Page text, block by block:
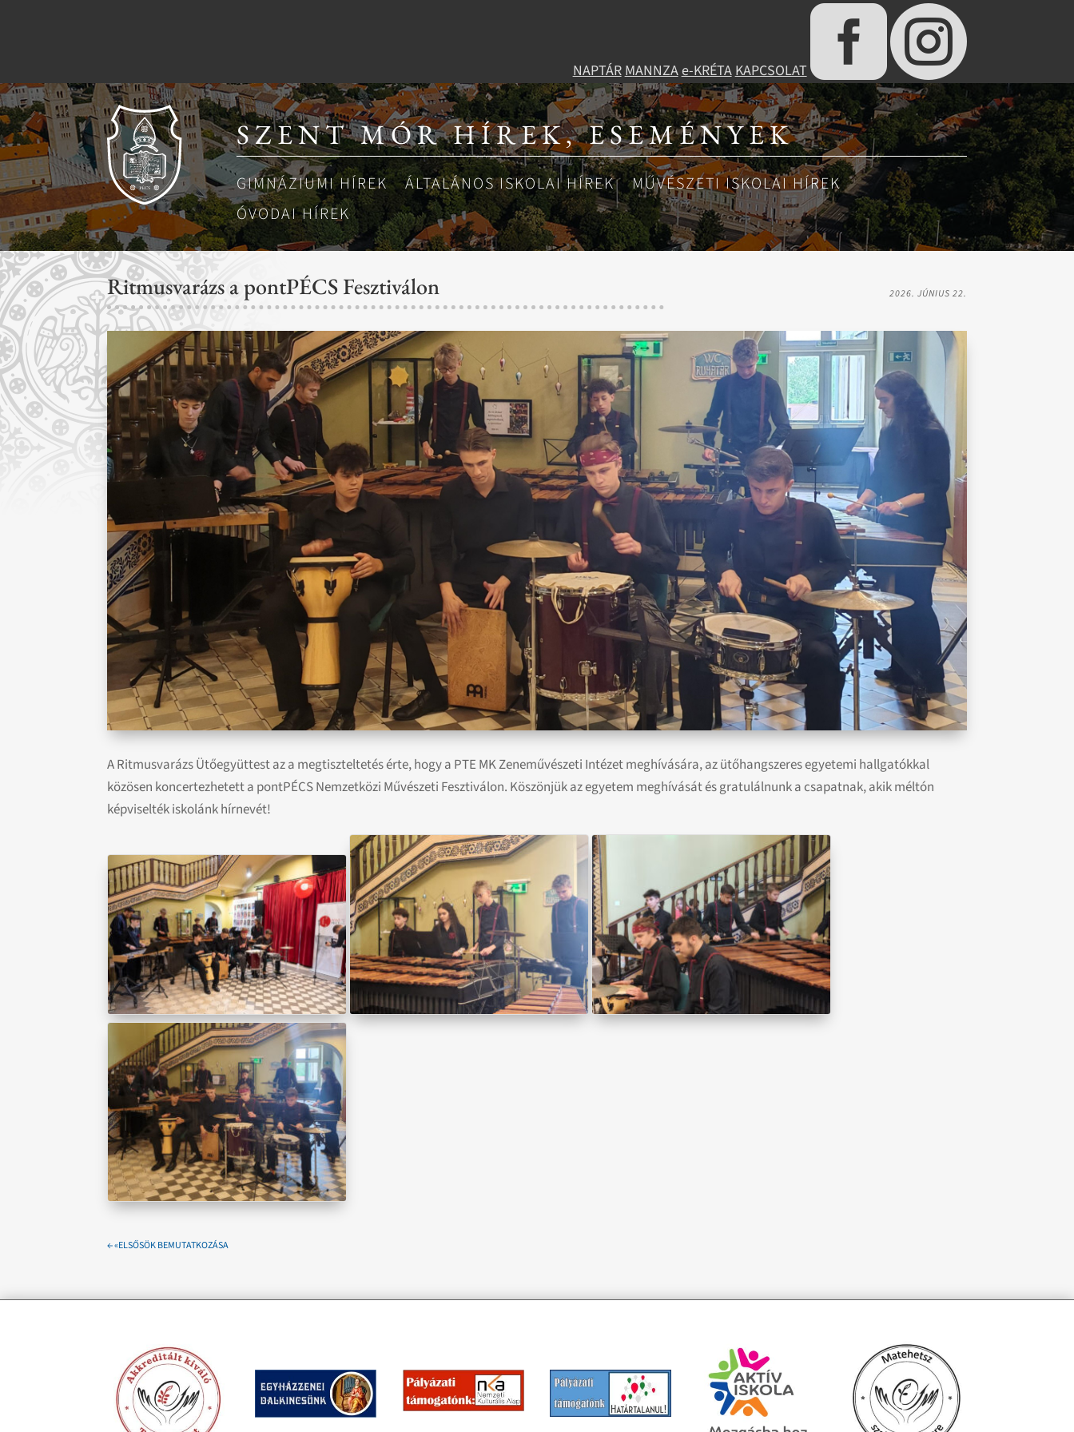
NAPTÁRMANNZAe-KRÉTAKAPCSOLAT
SZENT MÓR HÍREK, ESEMÉNYEK
GIMNÁZIUMI HÍREK ÁLTALÁNOS ISKOLAI HÍREK
MŰVÉSZETI ISKOLAI HÍREK
ÓVODAI HÍREK
Ritmusvarázs a pontPÉCS Fesztiválon 2026. JÚNIUS 22.
A Ritmusvarázs Ütőegyüttest az a megtiszteltetés érte, hogy a PTE MK Zeneművészeti Intézet meghívására, az ütőhangszeres egyetemi hallgatókkal
közösen koncertezhetett a pontPÉCS Nemzetközi Művészeti Fesztiválon. Köszönjük az egyetem meghívását és gratulálnunk a csapatnak, akik méltón
képviselték iskolánk hírnevét!
←«ELSŐSÖK BEMUTATKOZÁSA